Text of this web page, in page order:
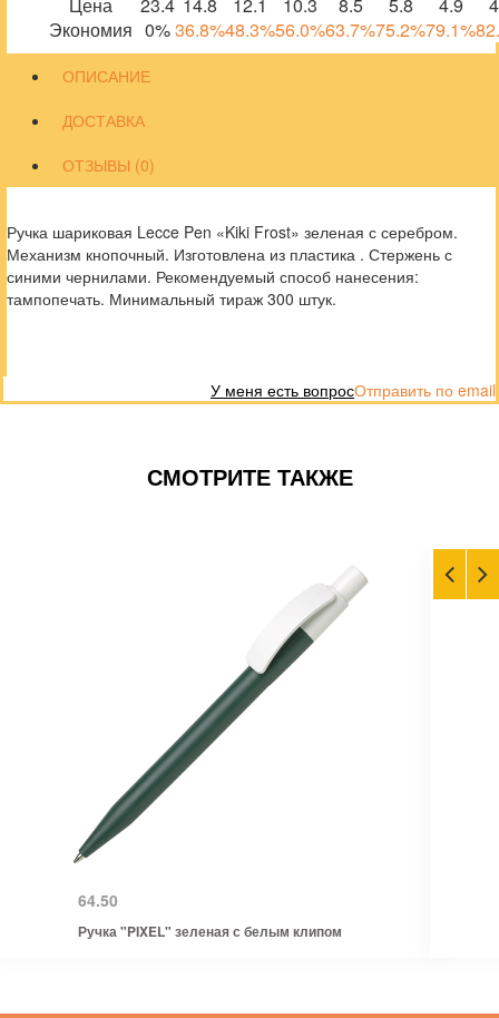
Экономия 0%36.8%48.3%56.0%63.7%75.2%79.1%
ОПИСАНИЕ
ДОСТАВКА
ОТЗЫВЫ (0)
Ручка шариковая Lecce Pen «Kiki Frost» зеленая с серебром.
Механизм кнопочный. Изготовлена из пластика . Стержень с
синими чернилами. Рекомендуемый способ нанесения:
тампопечать. Минимальный тираж 300 штук.
Отправить по email
У меня есть вопрос
СМОТРИТЕ ТАКЖЕ
64.50
Ручка "PIXEL" зеленая с белым клипом